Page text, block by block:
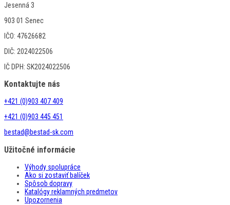
Jesenná 3
903 01 Senec
IČO: 47626682
DIČ: 2024022506
IČ DPH: SK2024022506
Kontaktujte nás
+421 (0)903 407 409
+421 (0)903 445 451
bestad@bestad-sk.com
Užitočné informácie
Výhody spolupráce
Ako si zostaviť balíček
Spôsob dopravy
Katalógy reklamných predmetov
Upozornenia